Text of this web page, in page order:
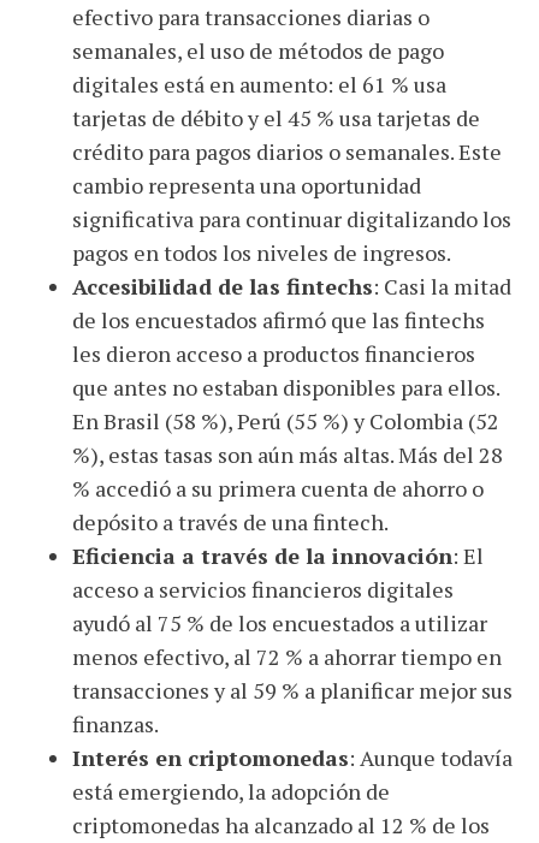
efectivo para transacciones diarias o
semanales, el uso de métodos de pago
digitales está en aumento: el 61 % usa
tarjetas de débito y el 45 % usa tarjetas de
crédito para pagos diarios o semanales. Este
cambio representa una oportunidad
significativa para continuar digitalizando los
pagos en todos los niveles de ingresos.
Accesibilidad de las fintechs: Casi la mitad
de los encuestados afirmó que las fintechs
les dieron acceso a productos financieros
que antes no estaban disponibles para ellos.
En Brasil (58 %), Perú (55 %) y Colombia (52
%), estas tasas son aún más altas. Más del 28
% accedió a su primera cuenta de ahorro o
depósito a través de una fintech.
Eficiencia a través de la innovación: El
acceso a servicios financieros digitales
ayudó al 75 % de los encuestados a utilizar
menos efectivo, al 72 % a ahorrar tiempo en
transacciones y al 59 % a planificar mejor sus
finanzas.
Interés en criptomonedas: Aunque todavía
está emergiendo, la adopción de
criptomonedas ha alcanzado al 12 % de los